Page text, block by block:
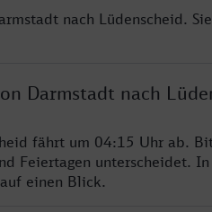
nach Lüdenscheid.
Darmstadt nach
fährt um 04:15 Uhr ab.
Feiertagen unterscheidet.
einen Blick.